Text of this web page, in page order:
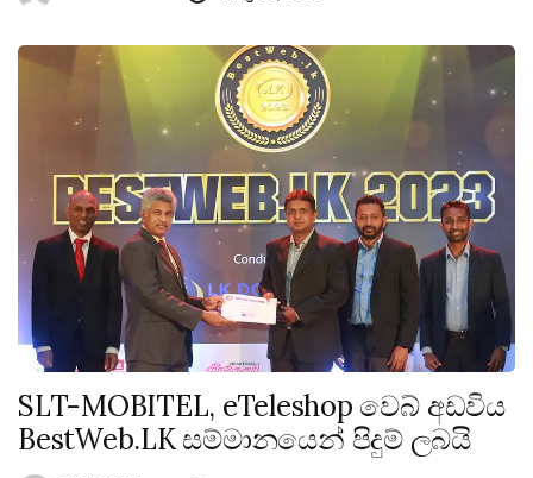
SLT-MOBITEL, eTeleshop වෙබ් අඩවිය
BestWeb.LK සම්මානයෙන් පිදුම් ලබයි